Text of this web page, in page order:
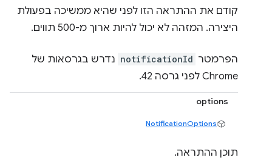
קודם את ההתראה הזו לפני שהיא ממשיכה בפעולת
היצירה. המזהה לא יכול להיות ארוך מ-500 תווים.
הפרמטר notificationId נדרש בגרסאות של
Chrome לפני גרסה 42.
options
NotificationOptions
תוכן ההתראה.